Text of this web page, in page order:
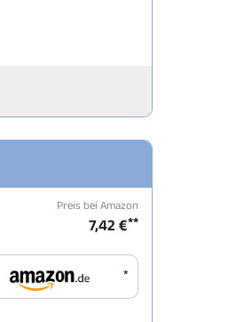
Preis bei Amazon
7,42 €**
*